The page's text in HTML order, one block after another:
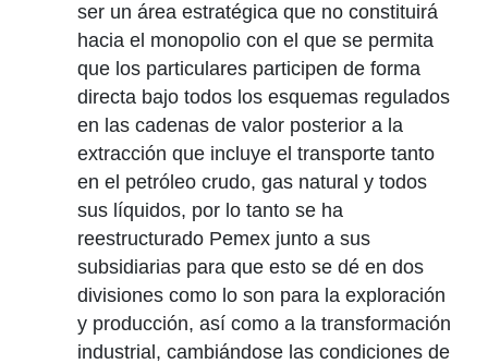
ser un área estratégica que no constituirá
hacia el monopolio con el que se permita
que los particulares participen de forma
directa bajo todos los esquemas regulados
en las cadenas de valor posterior a la
extracción que incluye el transporte tanto
en el petróleo crudo, gas natural y todos
sus líquidos, por lo tanto se ha
reestructurado Pemex junto a sus
subsidiarias para que esto se dé en dos
divisiones como lo son para la exploración
y producción, así como a la transformación
industrial, cambiándose las condiciones de